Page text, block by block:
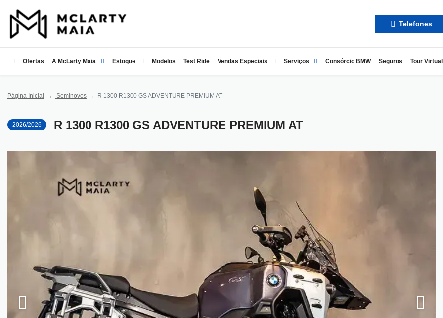
Telefones
Ofertas A McLarty Maia Estoque Modelos Test Ride Vendas Especiais Serviços Consórcio BMW Seguros Tour Virtual
Página Inicial Seminovos R 1300 R1300 GS ADVENTURE PREMIUM AT
2026/2026 R 1300 R1300 GS ADVENTURE PREMIUM AT